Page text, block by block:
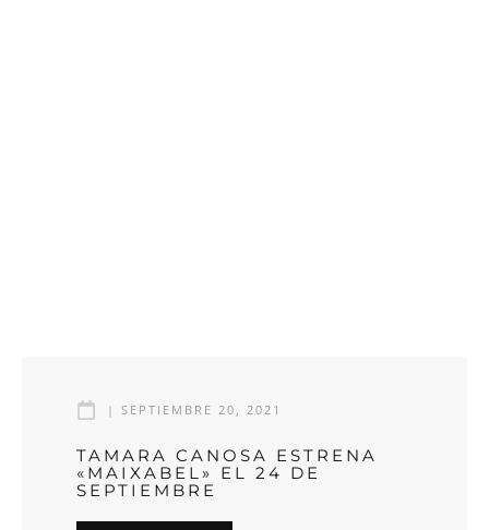
| SEPTIEMBRE 20, 2021
TAMARA CANOSA ESTRENA
«MAIXABEL» EL 24 DE
SEPTIEMBRE